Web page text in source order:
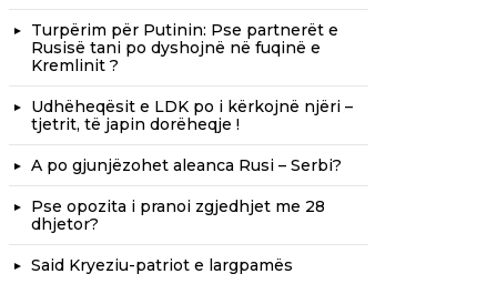
Turpërim për Putinin: Pse partnerët e
Rusisë tani po dyshojnë në fuqinë e
Kremlinit ?
Udhëheqësit e LDK po i kërkojnë njëri –
tjetrit, të japin dorëheqje !
A po gjunjëzohet aleanca Rusi – Serbi?
Pse opozita i pranoi zgjedhjet me 28
dhjetor?
Said Kryeziu-patriot e largpamës